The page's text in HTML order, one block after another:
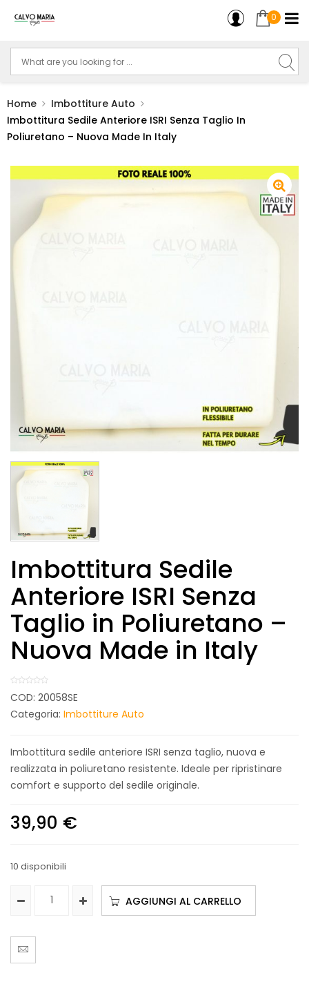
0
Home
Imbottiture Auto
Imbottitura Sedile Anteriore ISRI Senza Taglio In
Poliuretano – Nuova Made In Italy
Imbottitura Sedile
Anteriore ISRI Senza
Taglio in Poliuretano –
Nuova Made in Italy
COD: 20058SE
Categoria: Imbottiture Auto
Imbottitura sedile anteriore ISRI senza taglio, nuova e
realizzata in poliuretano resistente. Ideale per ripristinare
comfort e supporto del sedile originale.
39,90 €
10 disponibili
AGGIUNGI AL CARRELLO